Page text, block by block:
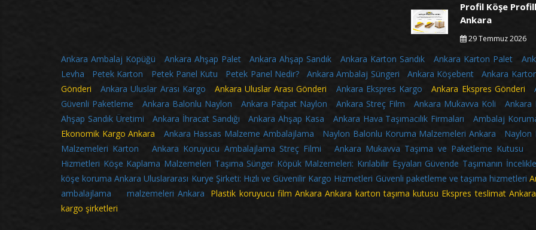
Profil Köşe
Ankara
29 Temmuz 2026
Ankara Ambalaj Köpüğü Ankara Ahşap Palet Ankara Ahşap Sandık Ankara Karton Sandık Ankara Karton Palet
Levha
Petek Karton Petek Panel Kutu Petek Panel Nedir? Ankara Ambalaj Süngeri Ankara Köşebent
Ankara
GönderiAnkara Uluslar Arası Kargo Ankara Uluslar Arası Gönderi Ankara Ekspres Kargo Ankara Ekspres Gönderi
Güvenli Paketleme
Ankara Balonlu Naylon Ankara Patpat Naylon Ankara Streç Film Ankara Mukavva Koli
Ankara
Ahşap Sandık Üretimi
Ankara İhracat Sandığı Ankara Ahşap Kasa Ankara Hava Taşımacılık Firmaları
Ambalaj
Ekonomik Kargo Ankara Ankara Hassas Malzeme Ambalajlama Naylon Balonlu Koruma Malzemeleri Ankara
Naylon
Malzemeleri Karton
Ankara Koruyucu Ambalajlama Streç Filmi
Ankara Mukavva Taşıma ve Paketleme Kutusu
Hizmetleri Köşe Kaplama Malzemeleri Taşıma Sünger Köpük Malzemeleri: Kırılabilir Eşyaları Güvende Taşımanın
köşe koruma Ankara Uluslararası Kurye Şirketi: Hızlı ve Güvenilir Kargo Hizmetleri Güvenli paketleme ve taşıma hizmetleri
ambalajlama malzemeleri Ankara Plastik koruyucu film Ankara Ankara karton taşıma kutusu Ekspres teslimat
kargo şirketleri